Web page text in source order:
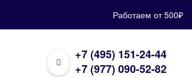
Работаем от 500₽
+7 (495) 151-24-44
+7 (977) 090-52-82